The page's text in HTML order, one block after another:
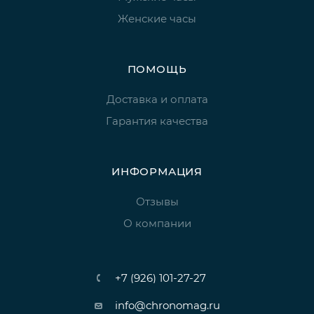
Женские часы
ПОМОЩЬ
Доставка и оплата
Гарантия качества
ИНФОРМАЦИЯ
Отзывы
О компании
+7 (926) 101-27-27
info@chronomag.ru